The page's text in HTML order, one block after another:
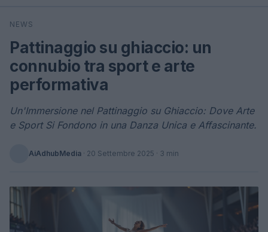
Cerca
NEWS
Pattinaggio su ghiaccio: un
connubio tra sport e arte
performativa
Un'Immersione nel Pattinaggio su Ghiaccio: Dove Arte
e Sport Si Fondono in una Danza Unica e Affascinante.
AiAdhubMedia · 20 Settembre 2025 · 3 min